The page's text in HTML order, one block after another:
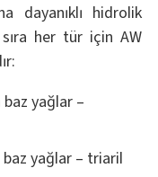
dayanıklı hidrolik
her tür için AW
yağlar –
yağlar – triaril